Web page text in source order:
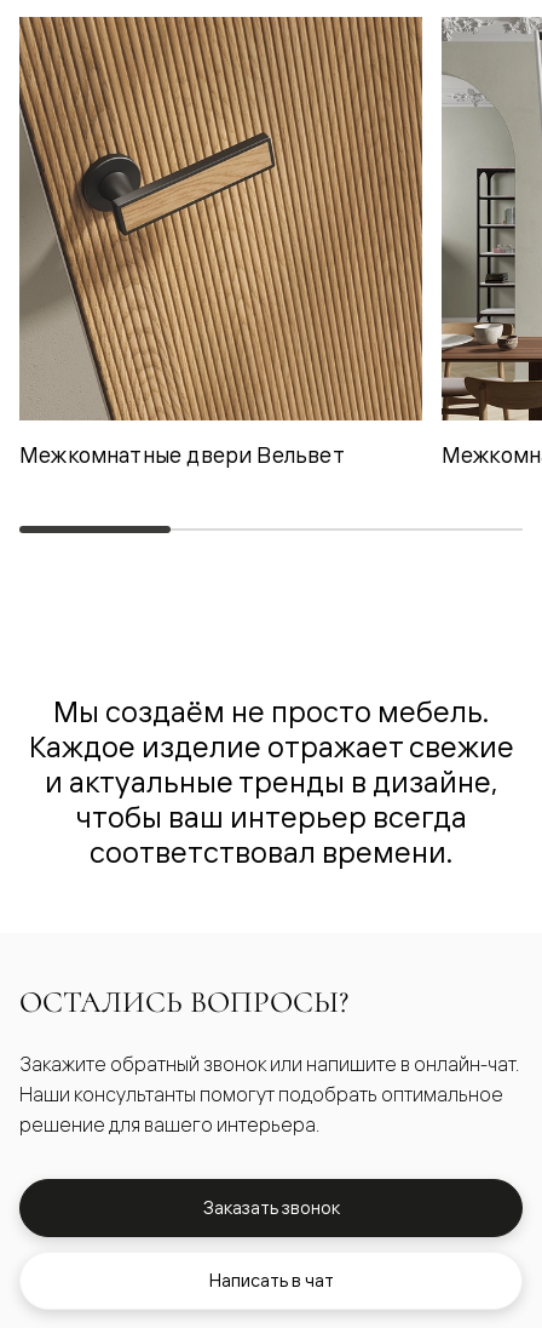
Межкомнатные двери Вельвет
Мы создаём не просто мебель.
Каждое изделие отражает свежие
и актуальные тренды в дизайне,
чтобы ваш интерьер всегда
соответствовал времени.
ОСТАЛИСЬ ВОПРОСЫ?
Закажите обратный звонок или напишите в онлайн-чат.
Наши консультанты помогут подобрать оптимальное
решение для вашего интерьера.
Заказать звонок
Написать в чат